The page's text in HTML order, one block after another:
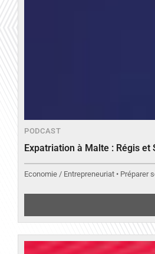
PODCAST
Expatriation à Malte : Régis
Economie / Entrepreneuriat • Préparer